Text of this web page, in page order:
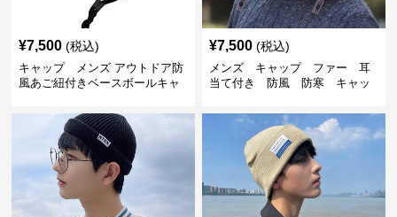
¥7,500 (税込)
キャップ メンズ アウトドア防
風あご紐付きベースボールキャ
¥7,500 (税込)
メンズ キャップ ファー 耳
当て付き 防風 防寒 キャッ